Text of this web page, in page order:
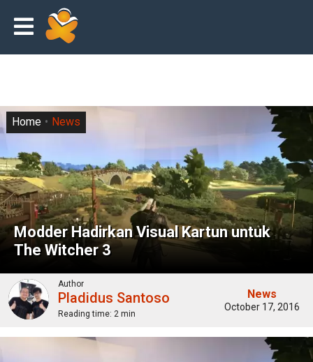
Modder Hadirkan Visual Kartun untuk
The Witcher 3
Home News
Author
Pladidus Santoso
Reading time: 2 min
News
October 17, 2016